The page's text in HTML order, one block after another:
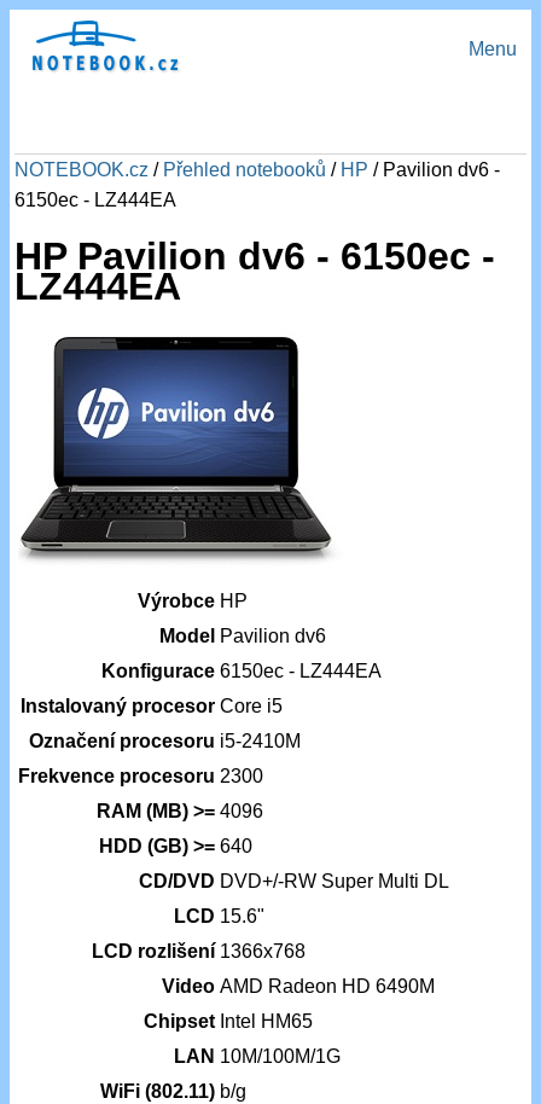
Menu
NOTEBOOK.cz / Přehled notebooků / HP / Pavilion dv6 -
6150ec - LZ444EA
HP Pavilion dv6 - 6150ec -
LZ444EA
Výrobce HP
Model Pavilion dv6
Konfigurace 6150ec - LZ444EA
Instalovaný procesor Core i5
Označení procesoru i5-2410M
Frekvence procesoru 2300
RAM (MB) >= 4096
HDD (GB) >= 640
CD/DVD DVD+/-RW Super Multi DL
LCD 15.6"
LCD rozlišení 1366x768
Video AMD Radeon HD 6490M
Chipset Intel HM65
LAN 10M/100M/1G
WiFi (802.11) b/g